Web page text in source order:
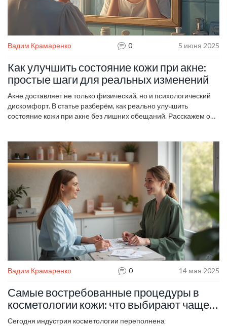
Вадим Крамаренко 0 5 июня 2025
Как улучшить состояние кожи при акне:
простые шаги для реальных изменений
Акне доставляет не только физический, но и психологический
дискомфорт. В статье разберём, как реально улучшить
состояние кожи при акне без лишних обещаний. Расскажем о
сложностей — простыми словами.
Вадим Крамаренко 0 14 мая 2025
Самые востребованные процедуры в
косметологии кожи: что выбирают чаще
всего?
Сегодня индустрия косметологии переполнена